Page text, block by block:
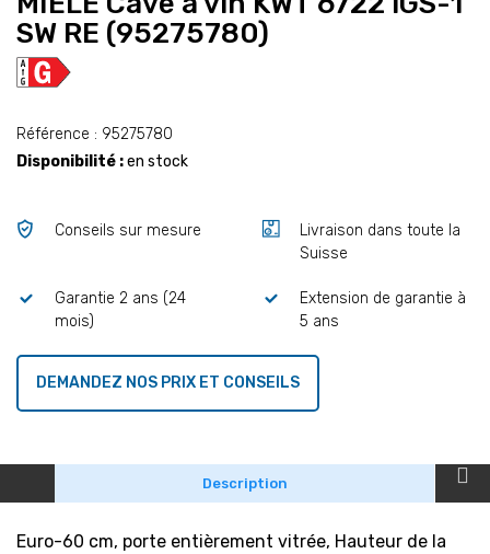
SW RE (95275780)
Référence : 95275780
Disponibilité :en stock
Conseils sur mesure
Livraison dans toute la
Suisse
Garantie 2 ans (24
mois)
Extension de garantie à
5 ans
DEMANDEZ NOS PRIX ET CONSEILS
Description
Euro-60 cm, porte entièrement vitrée, Hauteur de la